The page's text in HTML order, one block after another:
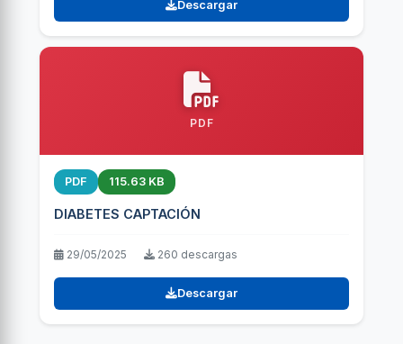
Descargar
PDF
PDF 115.63 KB
DIABETES CAPTACIÓN
29/05/2025 260 descargas
Descargar